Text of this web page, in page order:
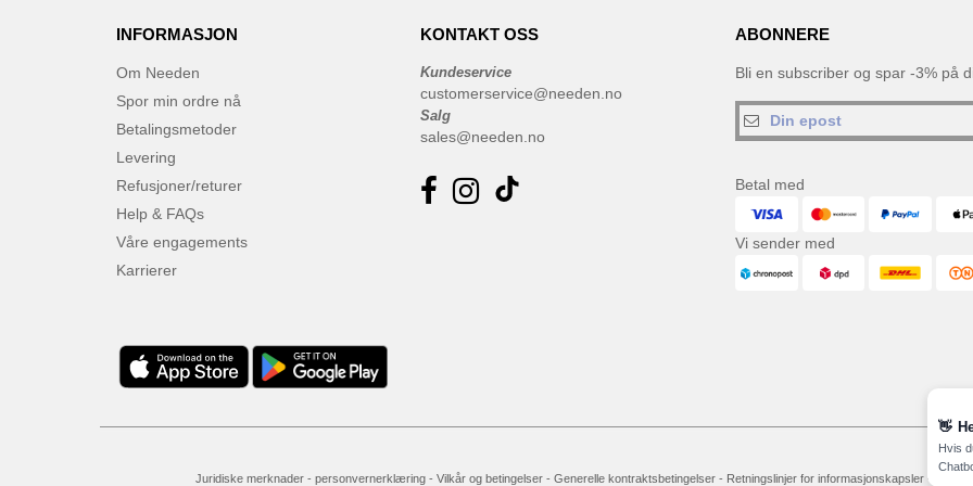
INFORMASJON
Om Needen
Spor min ordre nå
Betalingsmetoder
Levering
Refusjoner/returer
Help & FAQs
Våre engagements
Karrierer
KONTAKT OSS
Kundeservice
customerservice@needen.no
Salg
sales@needen.no
ABONNERE
Bli en subscriber og spar -3% på
Betal med
Vi sender med
Juridiske merknader- personvernerklæring- Vilkår og betingelser- Generelle kontraktsbetingelser- Retningslinjer for informasjonskapsler-
👋
Hvis